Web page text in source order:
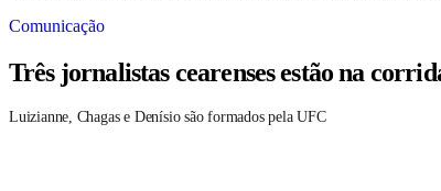
Comunicação
Três jornalistas cearenses estão na
Luizianne, Chagas e Denísio são formados pela UFC